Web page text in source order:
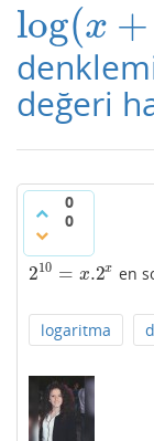
log(x +
log(x+ log
değeri
0
0
210 = x.2x
210 =x.2x en
logaritma